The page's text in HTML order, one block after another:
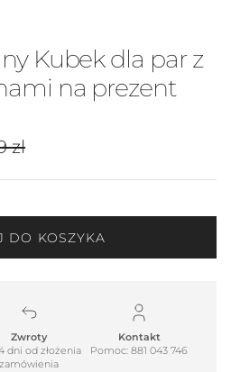
Kubek dla par z
na prezent
regularna
zl
DO KOSZYKA
Zwroty
dni od złożenia
zamówienia
Kontakt
Pomoc: 881 043 746